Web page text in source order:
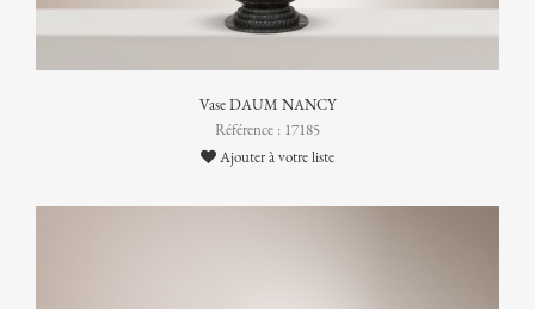
Vase DAUM NANCY
Référence : 17185
Ajouter à votre liste